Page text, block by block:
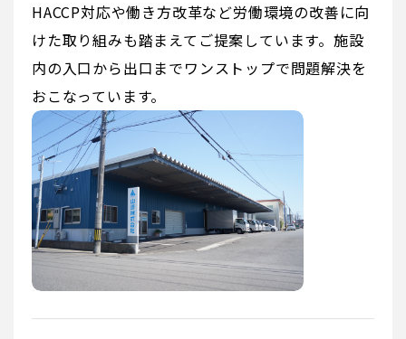
HACCP対応や働き方改革など労働環境の改善に向
けた取り組みも踏まえてご提案しています。施設
内の入口から出口までワンストップで問題解決を
おこなっています。